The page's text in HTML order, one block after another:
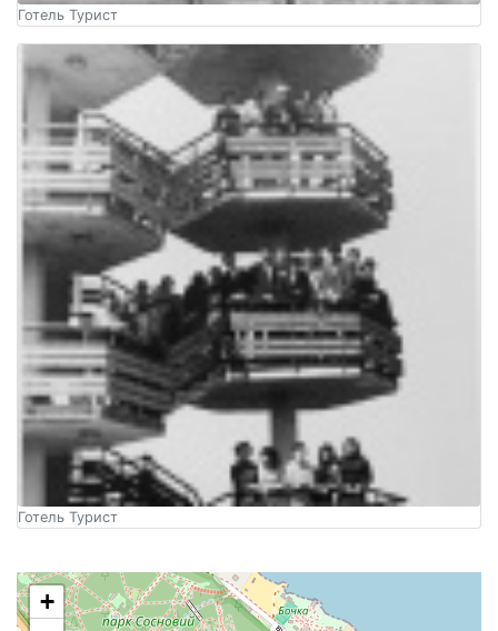
Готель Турист
Готель Турист
+